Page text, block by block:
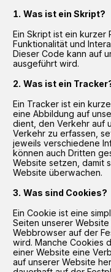
Was ist ein Skript?
Ein Skript ist ein kurzer
Funktionalität und
Dieser Code kann auf
ausgeführt wird.
Was ist ein
Ein Tracker ist ein
eine Abbildung auf
dient, den Verkehr auf
Verkehr zu erfassen,
jeweils verschiedene
können auch Dritten
Website setzen, damit
Website überwachen.
Was sind Cookies?
Ein Cookie ist eine
Seiten unserer
Webbrowser auf der
wird. Manche Cookies
einer Website eine
auf unserer Website